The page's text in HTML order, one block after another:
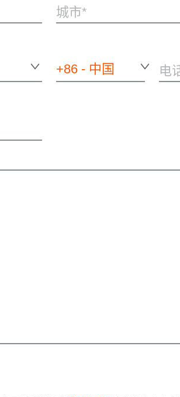
城市
+86 - 中国 电